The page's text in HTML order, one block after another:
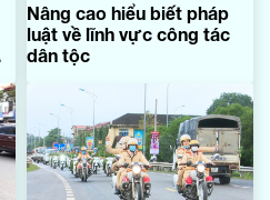
Nâng cao hiểu biết pháp
luật về lĩnh vực công tác
dân tộc